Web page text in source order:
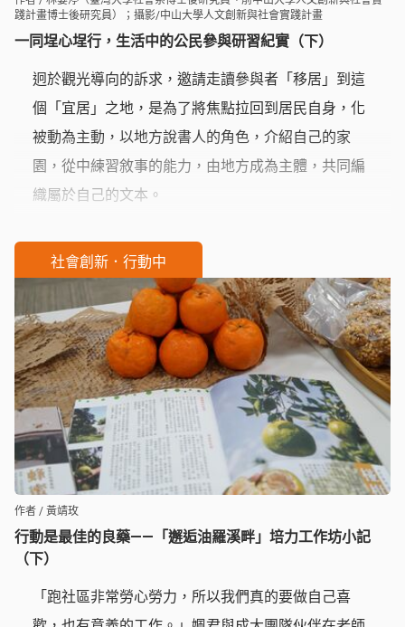
一同埕心埕行，生活中的公民參與研習紀實（下）
踐計畫博士後研究員）；攝影/中山大學人文創新與社會實踐計畫
迥於觀光導向的訴求，邀請走讀參與者「移居」到這
個「宜居」之地，是為了將焦點拉回到居民自身，化
被動為主動，以地方說書人的角色，介紹自己的家
園，從中練習敘事的能力，由地方成為主體，共同編
織屬於自己的文本。
社會創新．行動中
行動是最佳的良藥——「邂逅油羅溪畔」培力工作坊小記
（下）
作者 / 黃靖玫
「跑社區非常勞心勞力，所以我們真的要做自己喜